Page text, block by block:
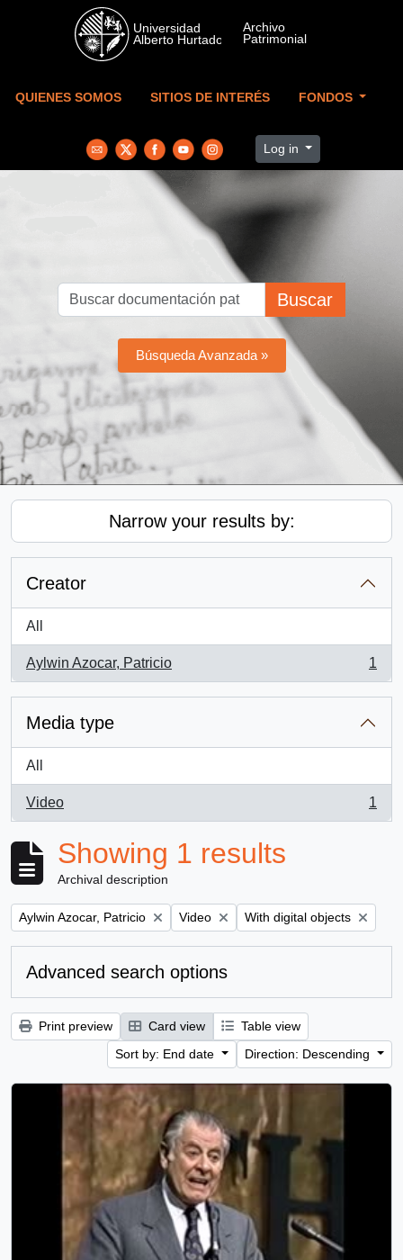
Skip to main content
QUIENES SOMOS SITIOS DE INTERÉS FONDOS
Log in
Buscar
Búsqueda Avanzada »
Narrow your results by:
Creator
All
Aylwin Azocar, Patricio
, 1 results
1
Media type
All
Video
, 1 results
1
Showing 1 results
Archival description
Remove filter:
Aylwin Azocar, Patricio Remove filter:
Video Remove filter:
With digital objects
Advanced search options
Print preview Card view
Table view
Sort by: End date
Direction: Descending